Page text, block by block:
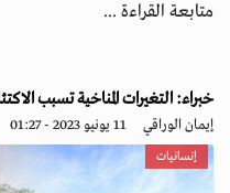
متابعة القراءة ...
خبراء: التغيرات المناخية تسبب
إيمان الوراقي 11 يونيو 2023 - 01:27
إنسانيات